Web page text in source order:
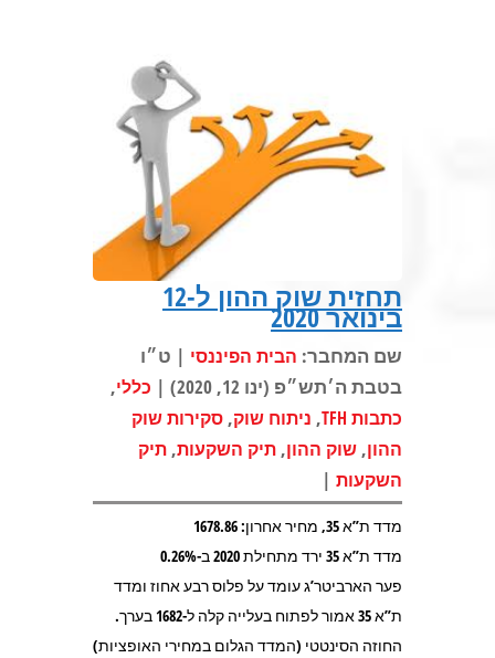
תחזית שוק ההון ל-12
בינואר 2020
שם המחבר: הבית הפיננסי | ט״ו
בטבת ה׳תש״פ (ינו 12, 2020) |
כללי,
כתבות TFH , ניתוח שוק, סקירות שוק
ההון, שוק ההון, תיק השקעות, תיק
השקעות |
מדד ת”א 35, מחיר אחרון: 1678.86
מדד ת”א 35 ירד מתחילת 2020 ב-0.26%
פער הארביטר’ג עומד על פלוס רבע אחוז ומדד
ת”א 35 אמור לפתוח בעלייה קלה ל-1682 בערך.
החוזה הסינטטי (המדד הגלום במחירי האופציות)